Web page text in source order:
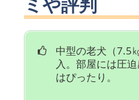
中型の老犬（7.5
入。部屋には圧
はぴったり。